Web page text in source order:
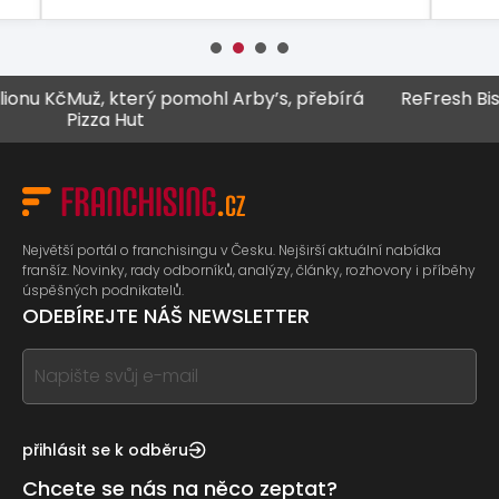
KčMuž, který pomohl Arby’s, přebírá
Pizza Hut
ReFresh
Největší portál o franchisingu v Česku. Nejširší aktuální nabídka
franšíz. Novinky, rady odborníků, analýzy, články, rozhovory i příběhy
úspěšných podnikatelů.
ODEBÍREJTE NÁŠ NEWSLETTER
If
you
this,
přihlásit se k odběru
Chcete se nás na něco zeptat?